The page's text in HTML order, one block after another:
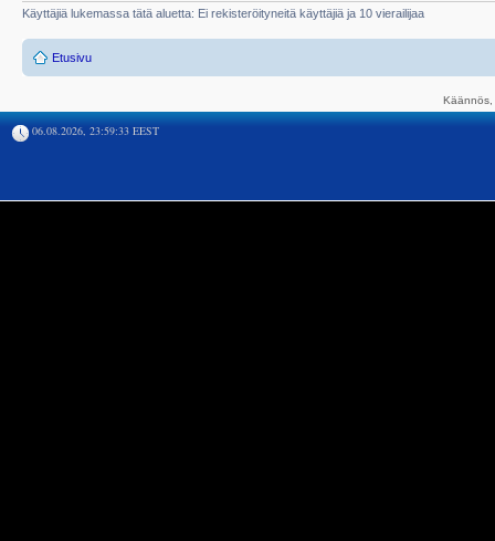
Käyttäjiä lukemassa tätä aluetta: Ei rekisteröityneitä käyttäjiä ja 10 vierailijaa
Etusivu
06.08.2026, 23:59:33 EEST